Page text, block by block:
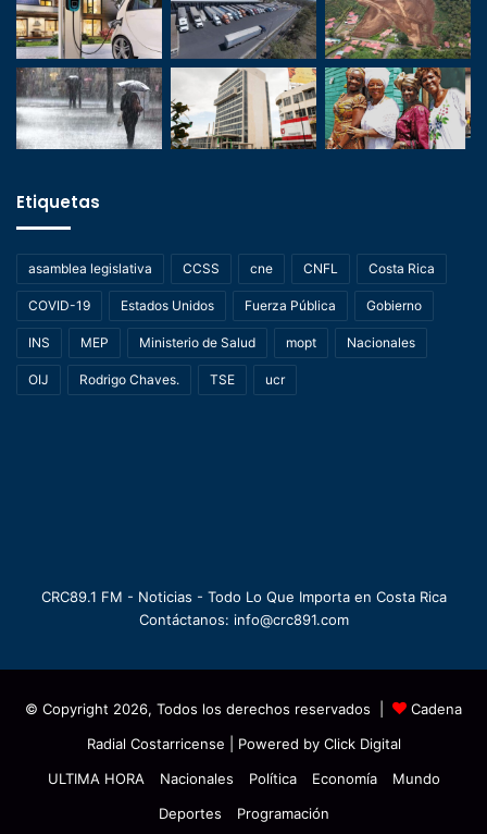
Etiquetas
asamblea legislativa CCSS cne CNFL Costa Rica
COVID-19 Estados Unidos Fuerza Pública Gobierno
INS MEP Ministerio de Salud mopt Nacionales
OIJ Rodrigo Chaves. TSE ucr
CRC89.1 FM - Noticias - Todo Lo Que Importa en Costa Rica
Contáctanos: info@crc891.com
© Copyright 2026, Todos los derechos reservados |
Cadena
Radial Costarricense | Powered by Click Digital
ULTIMA HORA
Nacionales Política Economía
Mundo
Deportes
Programación